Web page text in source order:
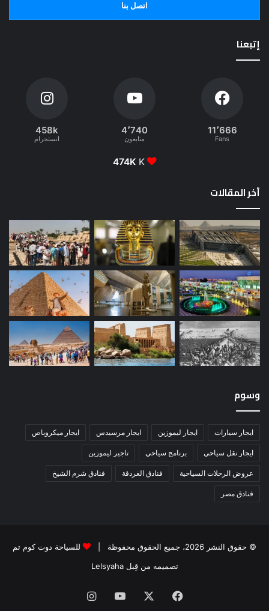
اتصل بنا
إتبعنا
11٬666
Fans
4٬740
متابعون
458k
انستجرام
474K K
أخر المقالات
وسوم
ايجار سيارات ايجار ليموزين ايجار مرسيدس ايجار ميكروباص
ايجار نقل سياحي برنامج سياحي تاجير ليموزين
عروض الرحلات السياحية فنادق الغردقة فنادق شرم الشيخ
فنادق مصر
© حقوق النشر 2026، جميع الحقوق محفوظة |
للسياحة دوت كوم تم
تصميمه من قِبل Lelsyaha
فيسبوك ‫YouTube